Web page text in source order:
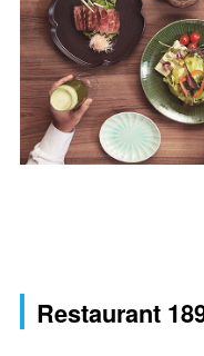
Restaurant